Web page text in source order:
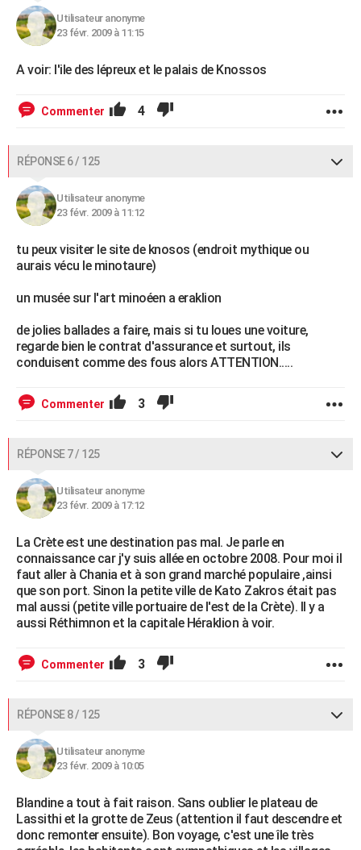
Utilisateur anonyme
23 févr. 2009 à 11:15
A voir: l'ile des lépreux et le palais de Knossos
Commenter 4
RÉPONSE 6 / 125
Utilisateur anonyme
23 févr. 2009 à 11:12
tu peux visiter le site de knosos (endroit mythique ou
aurais vécu le minotaure)
un musée sur l'art minoéen a eraklion
de jolies ballades a faire, mais si tu loues une voiture,
regarde bien le contrat d'assurance et surtout, ils
conduisent comme des fous alors ATTENTION.....
Commenter 3
RÉPONSE 7 / 125
Utilisateur anonyme
23 févr. 2009 à 17:12
La Crète est une destination pas mal. Je parle en
connaissance car j'y suis allée en octobre 2008. Pour moi il
faut aller à Chania et à son grand marché populaire ,ainsi
que son port. Sinon la petite ville de Kato Zakros était pas
mal aussi (petite ville portuaire de l'est de la Crète). Il y a
aussi Réthimnon et la capitale Héraklion à voir.
Commenter 3
RÉPONSE 8 / 125
Utilisateur anonyme
23 févr. 2009 à 10:05
Blandine a tout à fait raison. Sans oublier le plateau de
Lassithi et la grotte de Zeus (attention il faut descendre et
donc remonter ensuite). Bon voyage, c'est une île très